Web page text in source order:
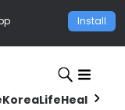
Install
KoreaLifeHealth